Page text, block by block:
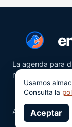
La agenda para
más ganas.
Aviso legal
Usamos
Consulta la
Aceptar